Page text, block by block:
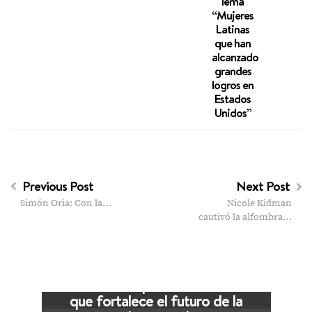
“Mujeres
Latinas
que han
alcanzado
grandes
logros en
Estados
Unidos”
Previous Post
Simón Oria: Con la…
Next Post
Nicole Kidman
cautivó la alfombra…
que fortalece el futuro de la